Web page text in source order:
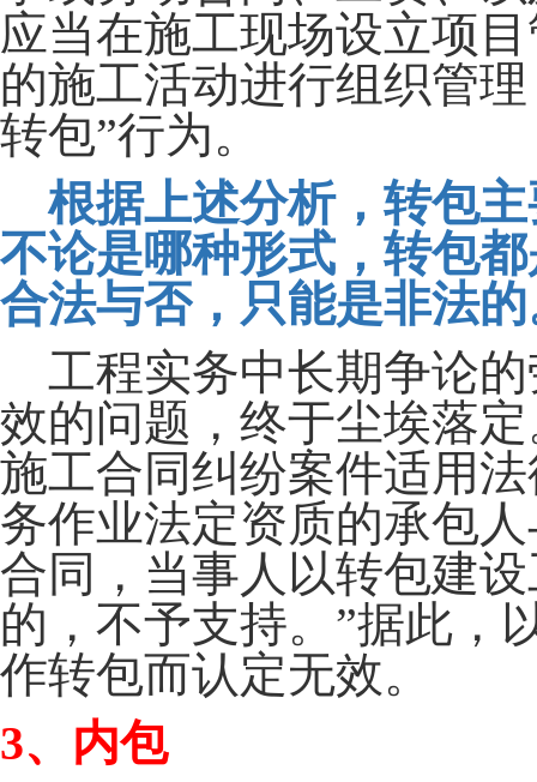
应当在施工现场设立项
的施工活动进行组织管
转包”行为。
根据上述分析，转包主
不论是哪种形式，转包
合法与否，只能是非法
工程实务中长期争论的
效的问题，终于尘埃落
施工合同纠纷案件适用
务作业法定资质的承包
合同，当事人以转包建
的，不予支持。”据此，
作转包而认定无效。
3、内包